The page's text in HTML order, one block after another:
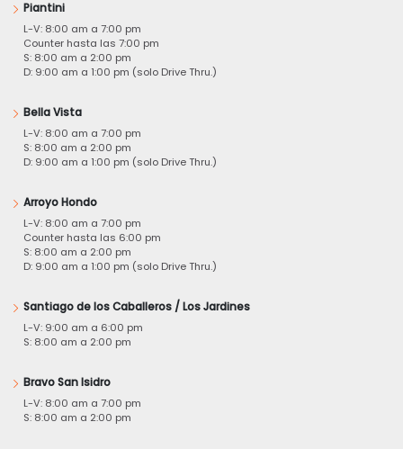
Piantini
L-V: 8:00 am a 7:00 pm
Counter hasta las 7:00 pm
S: 8:00 am a 2:00 pm
D: 9:00 am a 1:00 pm (solo Drive Thru.)
Bella Vista
L-V: 8:00 am a 7:00 pm
S: 8:00 am a 2:00 pm
D: 9:00 am a 1:00 pm (solo Drive Thru.)
Arroyo Hondo
L-V: 8:00 am a 7:00 pm
Counter hasta las 6:00 pm
S: 8:00 am a 2:00 pm
D: 9:00 am a 1:00 pm (solo Drive Thru.)
Santiago de los Caballeros / Los Jardines
L-V: 9:00 am a 6:00 pm
S: 8:00 am a 2:00 pm
Bravo San Isidro
L-V: 8:00 am a 7:00 pm
S: 8:00 am a 2:00 pm